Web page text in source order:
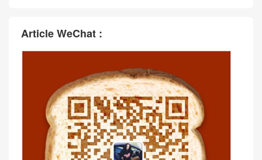
Article WeChat :